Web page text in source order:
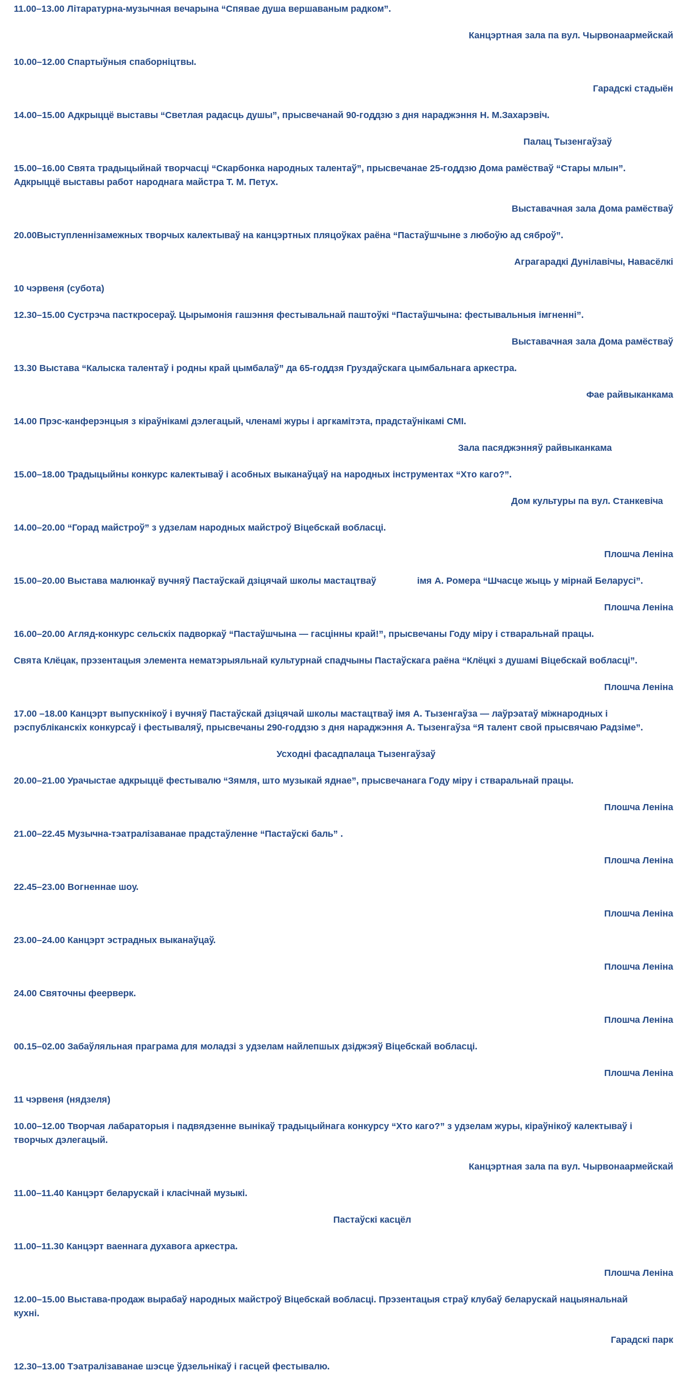
11.00–13.00 Літаратурна-музычная вечарына “Спявае душа вершаваным радком”.
Канцэртная зала па вул. Чырвонаармейскай
10.00–12.00 Спартыўныя спаборніцтвы.
Гарадскі стадыён
14.00–15.00 Адкрыццё выставы “Светлая радасць душы”, прысвечанай 90-годдзю з дня нараджэння Н. М.Захарэвіч.
Палац Тызенгаўзаў
15.00–16.00 Свята традыцыйнай творчасці “Скарбонка народных талентаў”, прысвечанае 25-годдзю Дома рамёстваў “Стары млын”.
Адкрыццё выставы работ народнага майстра Т. М. Петух.
Выставачная зала Дома рамёстваў
20.00Выступленнiзамежных творчых калектываў на канцэртных пляцоўках раёна “Пастаўшчыне з любоўю ад сяброў”.
Аграгарадкі Дунiлавiчы, Навасёлкі
10 чэрвеня (субота)
12.30–15.00 Сустрэча пасткросераў. Цырымонія гашэння фестывальнай паштоўкі “Пастаўшчына: фестывальныя імгненні”.
Выставачная зала Дома рамёстваў
13.30 Выстава “Калыска талентаў і родны край цымбалаў” да 65-годдзя Груздаўскага цымбальнага аркестра.
Фае райвыканкама
14.00 Прэс-канферэнцыя з кіраўнікамі дэлегацый, членамі журы і аргкамітэта, прадстаўнікамі СМI.
Зала пасяджэнняў райвыканкама
15.00–18.00 Традыцыйны конкурс калектываў і асобных выканаўцаў на народных інструментах “Хто каго?”.
Дом культуры па вул. Станкевіча
14.00–20.00 “Горад майстроў” з удзелам народных майстроў Віцебскай вобласці.
Плошча Леніна
15.00–20.00 Выстава малюнкаў вучняў Пастаўскай дзіцячай школы мастацтваў імя А. Ромера “Шчасце жыць у мірнай Беларусі”.
Плошча Леніна
16.00–20.00 Агляд-конкурс сельскіх падворкаў “Пастаўшчына — гасцінны край!”, прысвечаны Году міру і стваральнай працы.
Свята Клёцак, прэзентацыя элемента нематэрыяльнай культурнай спадчыны Пастаўскага раёна “Клёцкі з душамі Віцебскай вобласці”.
Плошча Леніна
17.00 –18.00 Канцэрт выпускнікоў і вучняў Пастаўскай дзіцячай школы мастацтваў імя А. Тызенгаўза — лаўрэатаў міжнародных і
рэспубліканскіх конкурсаў і фестываляў, прысвечаны 290-годдзю з дня нараджэння А. Тызенгаўза “Я талент свой прысвячаю Радзіме”.
Усходні фасадпалаца Тызенгаўзаў
20.00–21.00 Урачыстае адкрыццё фестывалю “Зямля, што музыкай яднае”, прысвечанага Году міру і стваральнай працы.
Плошча Леніна
21.00–22.45 Музычна-тэатралiзаванае прадстаўленне “Пастаўскі баль” .
Плошча Леніна
22.45–23.00 Вогненнае шоу.
Плошча Леніна
23.00–24.00 Канцэрт эстрадных выканаўцаў.
Плошча Леніна
24.00 Святочны феерверк.
Плошча Леніна
00.15–02.00 Забаўляльная праграма для моладзі з удзелам найлепшых дзіджэяў Віцебскай вобласці.
Плошча Леніна
11 чэрвеня (нядзеля)
10.00–12.00 Творчая лабараторыя і падвядзенне вынікаў традыцыйнага конкурсу “Хто каго?” з удзелам журы, кіраўнікоў калектываў і
творчых дэлегацый.
Канцэртная зала па вул. Чырвонаармейскай
11.00–11.40 Канцэрт беларускай і класічнай музыкі.
Пастаўскі касцёл
11.00–11.30 Канцэрт ваеннага духавога аркестра.
Плошча Леніна
12.00–15.00 Выстава-продаж вырабаў народных майстроў Віцебскай вобласці. Прэзентацыя страў клубаў беларускай нацыянальнай
кухні.
Гарадскі парк
12.30–13.00 Тэатралізаванае шэсце ўдзельнікаў і гасцей фестывалю.